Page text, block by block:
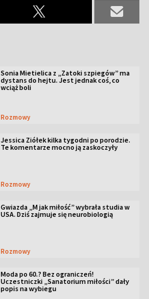
Sonia Mietielica z „Zatoki szpiegów” ma
dystans do hejtu. Jest jednak coś, co
wciąż boli
Rozmowy
Jessica Ziółek kilka tygodni po porodzie.
Te komentarze mocno ją zaskoczyły
Rozmowy
Gwiazda „M jak miłość” wybrała studia w
USA. Dziś zajmuje się neurobiologią
Rozmowy
Moda po 60.? Bez ograniczeń!
Uczestniczki „Sanatorium miłości” dały
popis na wybiegu